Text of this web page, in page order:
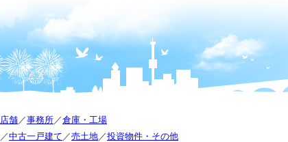
店舗／事務所／倉庫・工場
／中古一戸建て ／売土地／投資物件・その他